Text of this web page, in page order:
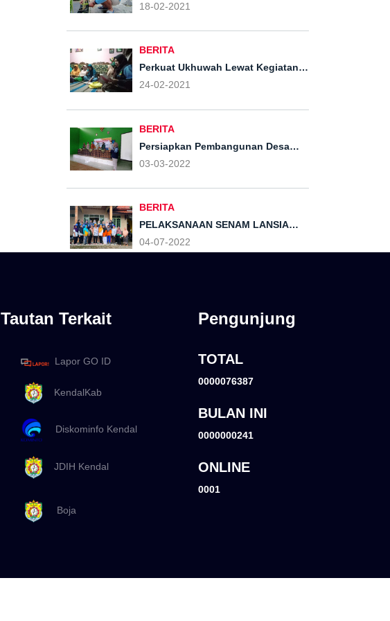
18-02-2021
BERITA
Perkuat Ukhuwah Lewat Kegiatan
Islamiyah Rutin Ibu-ibu Dusun
Tompak
24-02-2021
BERITA
Persiapkan Pembangunan Desa
Kliris Lakukan Musrenbangdes.
03-03-2022
BERITA
PELAKSANAAN SENAM LANSIA
BERSAMA MAHASISWA KKN MIT 14
04-07-2022
Tautan Terkait
Lapor GO ID
KendalKab
Diskominfo Kendal
JDIH Kendal
Boja
Pengunjung
TOTAL
0000076387
BULAN INI
0000000241
ONLINE
0001